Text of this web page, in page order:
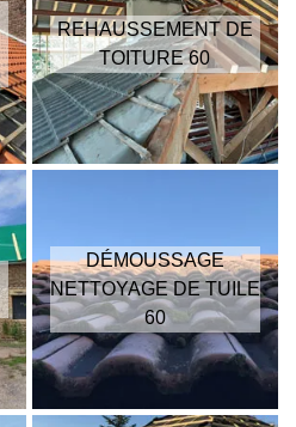
REHAUSSEMENT DE
TOITURE 60
DÉMOUSSAGE
NETTOYAGE DE TUILE
60